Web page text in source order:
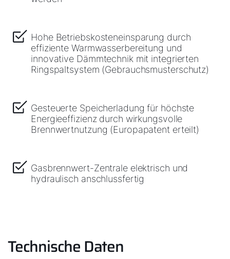
Hohe Betriebskosteneinsparung durch
effiziente Warmwasserbereitung und
innovative Dämmtechnik mit integrierten
Ringspaltsystem (Gebrauchsmusterschutz)
Gesteuerte Speicherladung für höchste
Energieeffizienz durch wirkungsvolle
Brennwertnutzung (Europapatent erteilt)
Gasbrennwert-Zentrale elektrisch und
hydraulisch anschlussfertig
Technische Daten